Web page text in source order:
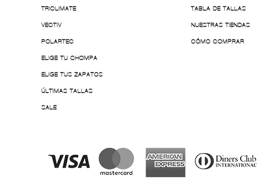
TRICLIMATE
VECTIV
POLARTEC
ELIGE TU CHOMPA
ELIGE TUS ZAPATOS
ÚLTIMAS TALLAS
SALE
TABLA DE TALLAS
NUESTRAS TIENDAS
CÓMO COMPRAR